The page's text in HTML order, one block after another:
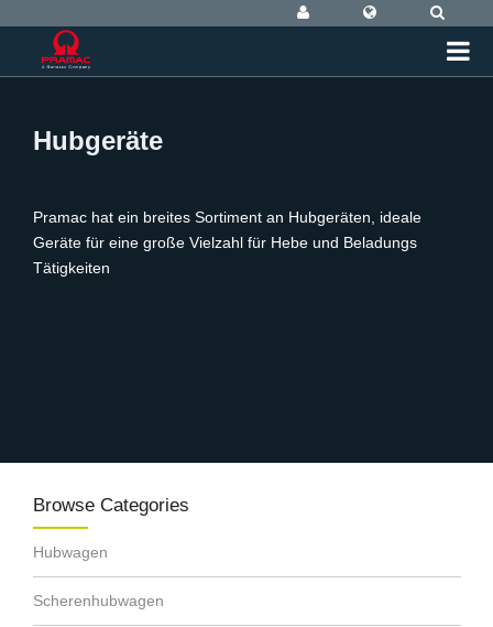
Hubgeräte
Pramac hat ein breites Sortiment an Hubgeräten, ideale
Geräte für eine große Vielzahl für Hebe und Beladungs
Tätigkeiten
Browse Categories
Hubwagen
Scherenhubwagen